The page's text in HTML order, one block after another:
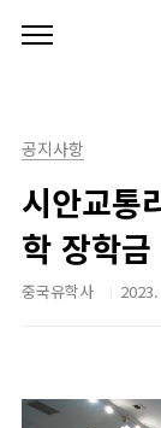
공지사항
시안교통
학 장학
중국유학사